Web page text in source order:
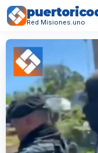
Red Misiones.uno